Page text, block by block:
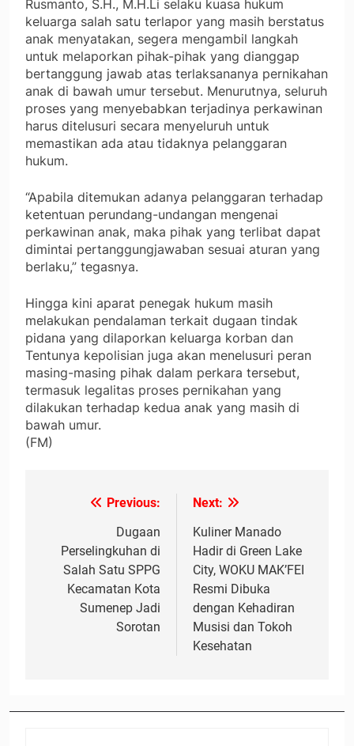
Rusmanto, S.H., M.H.Li selaku kuasa hukum
keluarga salah satu terlapor yang masih berstatus
anak menyatakan, segera mengambil langkah
untuk melaporkan pihak-pihak yang dianggap
bertanggung jawab atas terlaksananya pernikahan
anak di bawah umur tersebut. Menurutnya, seluruh
proses yang menyebabkan terjadinya perkawinan
harus ditelusuri secara menyeluruh untuk
memastikan ada atau tidaknya pelanggaran
hukum.
“Apabila ditemukan adanya pelanggaran terhadap
ketentuan perundang-undangan mengenai
perkawinan anak, maka pihak yang terlibat dapat
dimintai pertanggungjawaban sesuai aturan yang
berlaku,” tegasnya.
Hingga kini aparat penegak hukum masih
melakukan pendalaman terkait dugaan tindak
pidana yang dilaporkan keluarga korban dan
Tentunya kepolisian juga akan menelusuri peran
masing-masing pihak dalam perkara tersebut,
termasuk legalitas proses pernikahan yang
dilakukan terhadap kedua anak yang masih di
bawah umur.
(FM)
NavigasiPrevious:
Dugaan
Perselingkuhan di
Salah Satu SPPG
Kecamatan Kota
Sumenep Jadi
Sorotan
Next:
Kuliner Manado
Hadir di Green Lake
City, WOKU MAK’FEI
Resmi Dibuka
dengan Kehadiran
Musisi dan Tokoh
Kesehatan